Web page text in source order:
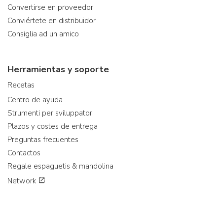
Convertirse en proveedor
Conviértete en distribuidor
Consiglia ad un amico
Herramientas y soporte
Recetas
Centro de ayuda
Strumenti per sviluppatori
Plazos y costes de entrega
Preguntas frecuentes
Contactos
Regale espaguetis & mandolina
Network